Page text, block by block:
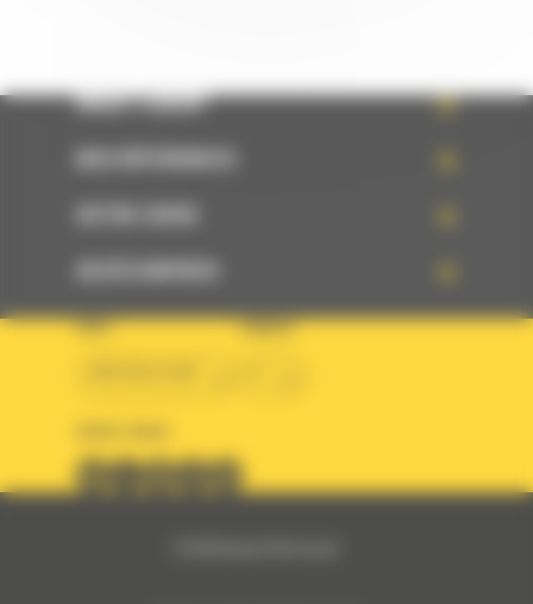
WHAT’S NEW?
PAYS LANGUE